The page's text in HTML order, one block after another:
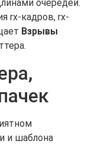
очередей.
rx-кадров, rx-
Взрывы
и шаблона